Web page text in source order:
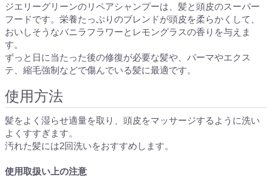
ジエリーグリーンのリペアシャンプーは、髪と頭皮のスーパー
フードです。栄養たっぷりのブレンドが頭皮を柔らかくして、
おいしそうなバニラフラワーとレモングラスの香りを与えま
す。
ずっと日に当たった後の修復が必要な髪や、パーマやエクス
テ、縮毛強制などで傷んでいる髪に最適です。
使用方法
髪をよく湿らせ適量を取り、頭皮をマッサージするように洗い
よくすすぎます。
汚れた髪には2回洗いをおすすめします。
使用取扱い上の注意